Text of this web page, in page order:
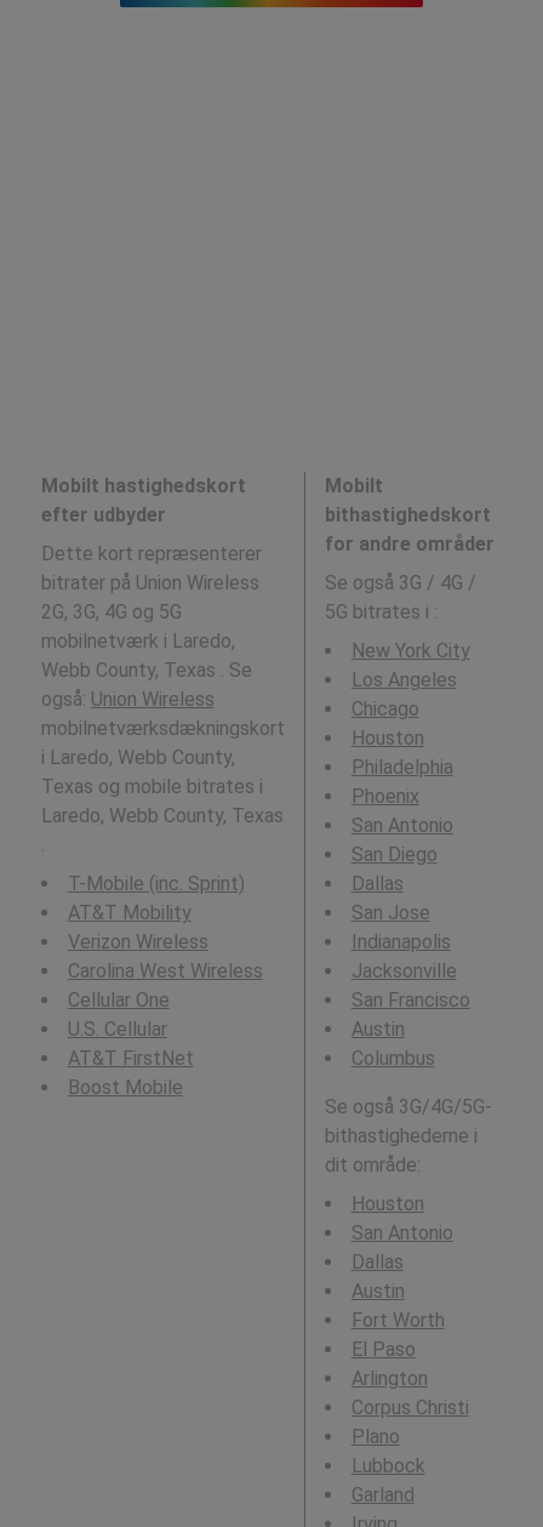
Mobilt hastighedskort
efter udbyder
Dette kort repræsenterer
bitrater på Union Wireless
2G, 3G, 4G og 5G
mobilnetværk i Laredo,
Webb County, Texas . Se
også: Union Wireless
mobilnetværksdækningskort
i Laredo, Webb County,
Texas og mobile bitrates i
Laredo, Webb County, Texas
.
T-Mobile (inc. Sprint)
AT&T Mobility
Verizon Wireless
Carolina West Wireless
Cellular One
U.S. Cellular
AT&T FirstNet
Boost Mobile
Mobilt
bithastighedskort
for andre områder
Se også 3G / 4G /
5G bitrates i :
New York City
Los Angeles
Chicago
Houston
Philadelphia
Phoenix
San Antonio
San Diego
Dallas
San Jose
Indianapolis
Jacksonville
San Francisco
Austin
Columbus
Se også 3G/4G/5G-
bithastighederne i
dit område:
Houston
San Antonio
Dallas
Austin
Fort Worth
El Paso
Arlington
Corpus Christi
Plano
Lubbock
Garland